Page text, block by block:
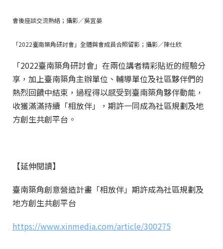
會後座談交流熱絡；攝影／吳宜晏
「2022臺南築角研討會」全體與會成員合照留影；攝影／陳仕欣
「2022臺南築角研討會」在兩位講者精彩貼近的經驗分
享，加上臺南築角主辦單位、輔導單位及社區夥伴們的
熱烈回饋中結束，過程得以感受到臺南築角夥伴動能，
收獲滿滿持續「相放伴」，期許一同成為社區規劃及地
方創生共創平台。
【延伸閱讀】
臺南築角創意營造計畫「相放伴」期許成為社區規劃及
地方創生共創平台
https://www.xinmedia.com/article/300275